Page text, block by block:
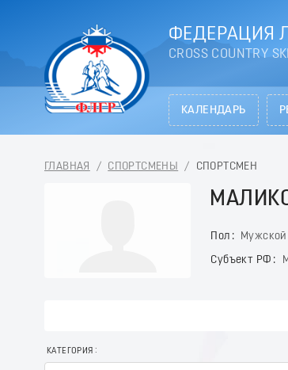
ФЕДЕРАЦИЯ
CROSS COUNTRY
КАЛЕНДАРЬ
ГЛАВНАЯ / СПОРТСМЕНЫ / СПОРТСМЕН
Пол Мужской
Субъект РФ
КАТЕГОРИЯ